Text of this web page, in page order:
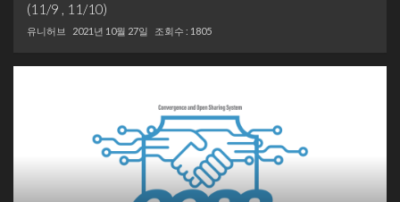
(11/9 , 11/10)
유니허브 2021년 10월 27일 조회수 : 1805